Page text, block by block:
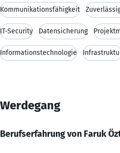
Kommunikationsfähigkeit
IT-Security Datensicherung
Informationstechnologie
Werdegang
Berufserfahrung von Faruk